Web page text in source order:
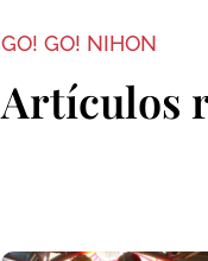
GO! GO! NIHON
Artículos